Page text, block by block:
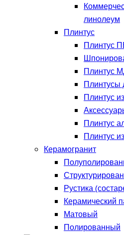
линолеум
Плинтус
Плинтус
Плинтус
Плинтусы
Плинтус
Плинтус
Плинтус
Керамогранит
Рустика
Керамический
Матовый
Полированный